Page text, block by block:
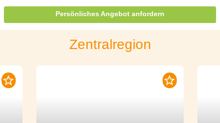
Persönliches Angebot anfordern
Zentralregion